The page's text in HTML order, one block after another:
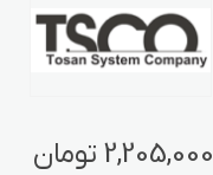
2,205,000 تومان